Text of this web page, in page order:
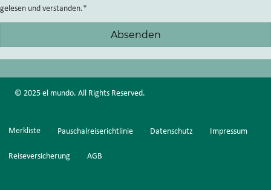
gelesen und verstanden.
Absenden
© 2025 el mundo. All Rights Reserved.
Merkliste Pauschalreiserichtlinie Datenschutz Impressum
Reiseversicherung AGB